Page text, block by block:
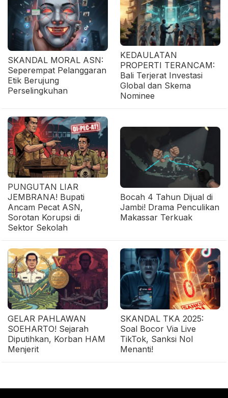
SKANDAL MORAL ASN:
Seperempat Pelanggaran
Etik Berujung
Perselingkuhan
KEDAULATAN
PROPERTI TERANCAM:
Bali Terjerat Investasi
Global dan Skema
Nominee
PUNGUTAN LIAR
JEMBRANA! Bupati
Ancam Pecat ASN,
Sorotan Korupsi di
Sektor Sekolah
Bocah 4 Tahun Dijual di
Jambi! Drama Penculikan
Makassar Terkuak
GELAR PAHLAWAN
SOEHARTO! Sejarah
Diputihkan, Korban HAM
Menjerit
SKANDAL TKA 2025:
Soal Bocor Via Live
TikTok, Sanksi Nol
Menanti!